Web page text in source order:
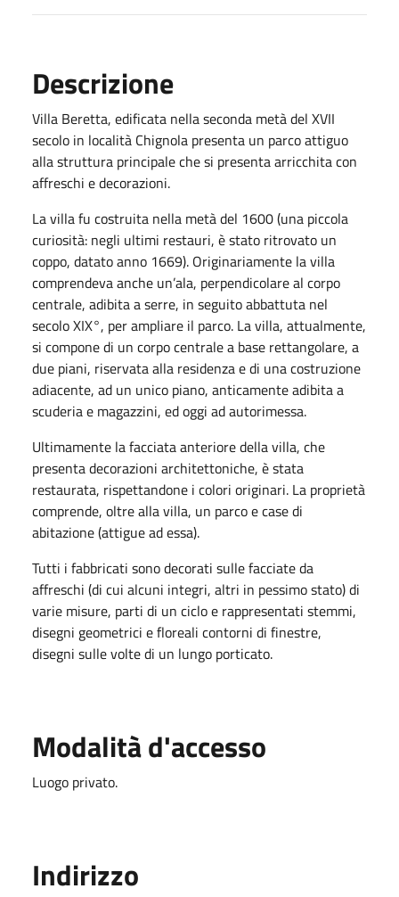
Descrizione
Villa Beretta, edificata nella seconda metà del XVII
secolo in località Chignola presenta un parco attiguo
alla struttura principale che si presenta arricchita con
affreschi e decorazioni.
La villa fu costruita nella metà del 1600 (una piccola
curiosità: negli ultimi restauri, è stato ritrovato un
coppo, datato anno 1669). Originariamente la villa
comprendeva anche un’ala, perpendicolare al corpo
centrale, adibita a serre, in seguito abbattuta nel
secolo XIX°, per ampliare il parco. La villa, attualmente,
si compone di un corpo centrale a base rettangolare, a
due piani, riservata alla residenza e di una costruzione
adiacente, ad un unico piano, anticamente adibita a
scuderia e magazzini, ed oggi ad autorimessa.
Ultimamente la facciata anteriore della villa, che
presenta decorazioni architettoniche, è stata
restaurata, rispettandone i colori originari. La proprietà
comprende, oltre alla villa, un parco e case di
abitazione (attigue ad essa).
Tutti i fabbricati sono decorati sulle facciate da
affreschi (di cui alcuni integri, altri in pessimo stato) di
varie misure, parti di un ciclo e rappresentati stemmi,
disegni geometrici e floreali contorni di finestre,
disegni sulle volte di un lungo porticato.
Modalità d'accesso
Luogo privato.
Indirizzo